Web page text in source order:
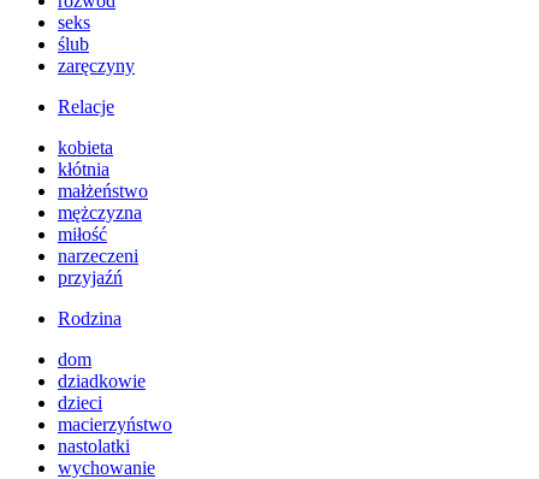
seks
ślub
zaręczyny
Relacje
kobieta
kłótnia
małżeństwo
mężczyzna
miłość
narzeczeni
przyjaźń
Rodzina
dom
dziadkowie
dzieci
macierzyństwo
nastolatki
wychowanie